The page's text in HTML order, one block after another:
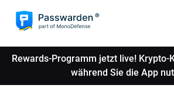
Rewards-Programm jetzt live! Krypto-
während Sie die App